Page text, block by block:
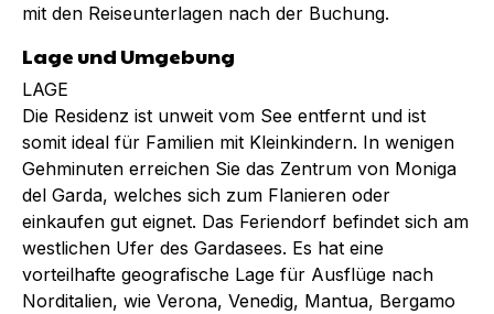
mit den Reiseunterlagen nach der Buchung.
Lage und Umgebung
LAGE
Die Residenz ist unweit vom See entfernt und ist
somit ideal für Familien mit Kleinkindern. In wenigen
Gehminuten erreichen Sie das Zentrum von Moniga
del Garda, welches sich zum Flanieren oder
einkaufen gut eignet. Das Feriendorf befindet sich am
westlichen Ufer des Gardasees. Es hat eine
vorteilhafte geografische Lage für Ausflüge nach
Norditalien, wie Verona, Venedig, Mantua, Bergamo